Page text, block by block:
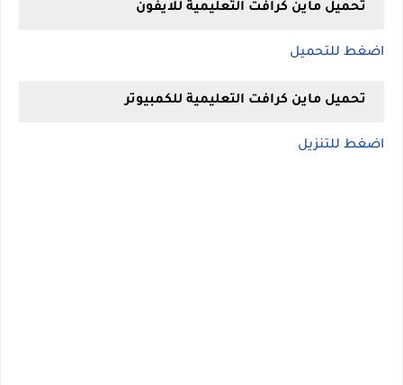
تحميل ماين كرافت التعليمية للايفون
اضغط للتحميل
تحميل ماين كرافت التعليمية للكمبيوتر
اضغط للتنزيل